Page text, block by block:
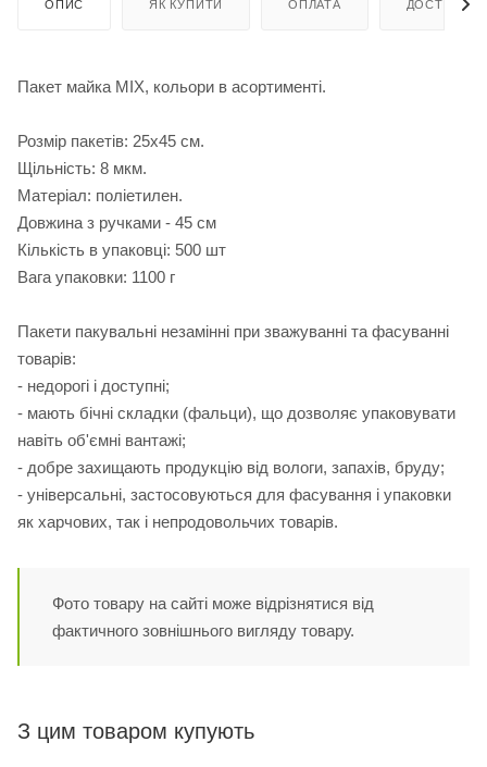
ОПИС ЯК КУПИТИ ОПЛАТА ДОСТАВКА
Пакет майка МІХ, кольори в асортименті.
Розмір пакетів: 25х45 см.
Щільність: 8 мкм.
Матеріал: поліетилен.
Довжина з ручками - 45 см
Кількість в упаковці: 500 шт
Вага упаковки: 1100 г
Пакети пакувальні незамінні при зважуванні та фасуванні
товарів:
- недорогі і доступні;
- мають бічні складки (фальци), що дозволяє упаковувати
навіть об'ємні вантажі;
- добре захищають продукцію від вологи, запахів, бруду;
- універсальні, застосовуються для фасування і упаковки
як харчових, так і непродовольчих товарів.
Фото товару на сайті може відрізнятися від
фактичного зовнішнього вигляду товару.
З цим товаром купують